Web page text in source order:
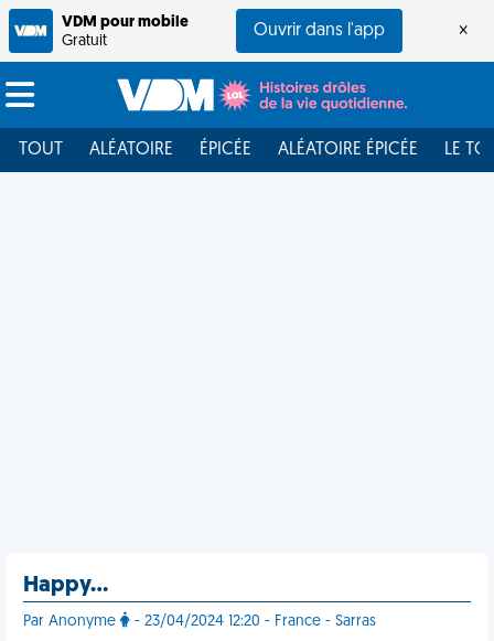
VDM pour mobile
Gratuit
Ouvrir dans l'app ×
TOUT ALÉATOIRE ÉPICÉE ALÉATOIRE ÉPICÉE LE
Happy…
Par Anonyme - 23/04/2024 12:20 - France - Sarras